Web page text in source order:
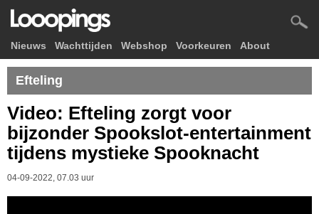
Nieuws Wachttijden Webshop Voorkeuren About
Efteling
Video: Efteling zorgt voor
bijzonder Spookslot-entertainment
tijdens mystieke Spooknacht
04-09-2022, 07.03 uur